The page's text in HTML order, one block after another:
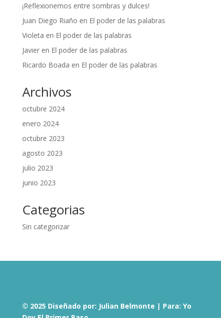
¡Reflexionemos entre sombras y dulces!
Juan Diego Riaño en El poder de las palabras
Violeta en El poder de las palabras
Javieren El poder de las palabras
Ricardo Boada en El poder de las palabras
Archivos
octubre 2024
enero 2024
octubre 2023
agosto 2023
julio 2023
junio 2023
Categorias
Sin categorizar
© 2025 Diseñado por: Julian Belmonte | Para: Yo